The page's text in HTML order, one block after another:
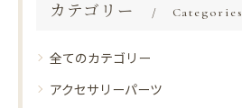
カテゴリー Categories
全てのカテゴリー
アクセサリーパーツ